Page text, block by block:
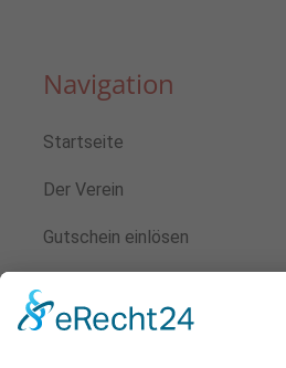
Navigation
Startseite
Der Verein
Gutschein einlösen
Kontakt